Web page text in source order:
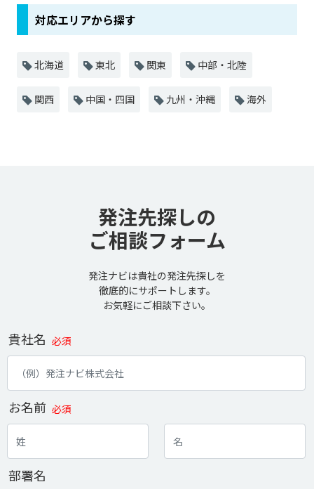
対応エリアから探す
北海道 東北 関東 中部・北陸
関西 中国・四国 九州・沖縄 海外
発注先探しの
ご相談フォーム
発注ナビは貴社の発注先探しを
徹底的にサポートします。
お気軽にご相談下さい。
貴社名 必須
お名前 必須
部署名